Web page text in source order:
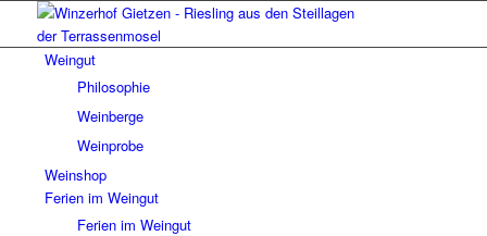
Weingut
Philosophie
Weinberge
Weinprobe
Weinshop
Ferien im Weingut
Ferien im Weingut